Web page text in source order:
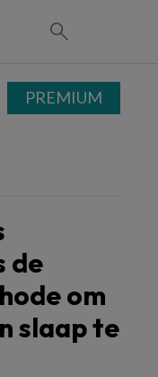
de
om
slaap te
PREMIUM